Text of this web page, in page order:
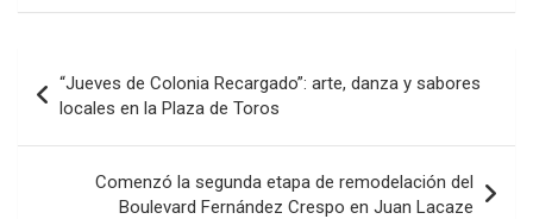
ce
o
o
k
tt at
A
p
p
ke
n
m
ar
tir
de
entradas
“Jueves de Colonia Recargado”: arte, danza y sabores
locales en la Plaza de Toros
Comenzó la segunda etapa de remodelación del
Boulevard Fernández Crespo en Juan Lacaze